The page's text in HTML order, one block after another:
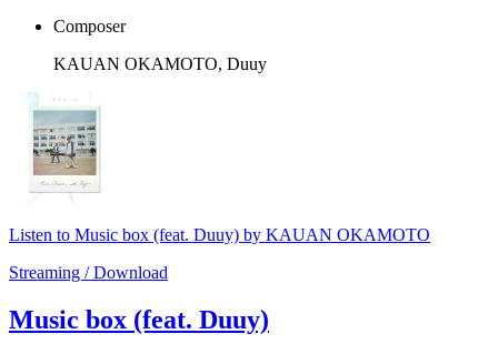
Composer
KAUAN OKAMOTO, Duuy
Listen to Music box (feat. Duuy) by KAUAN OKAMOTO
Streaming / Download
Music box (feat. Duuy)